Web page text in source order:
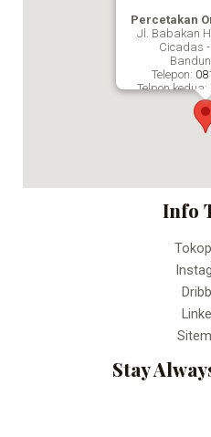
Percetakan
Jl. Babakan
Cicadas
Telepon:
Telpon kedua:
Info
Stay